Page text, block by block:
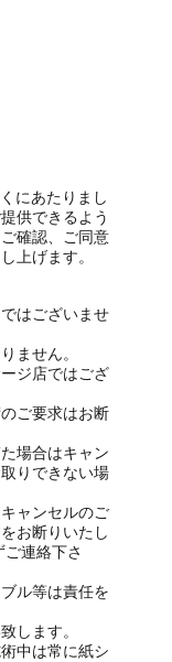
にあたりまし
供できるよう
確認、ご同意
上げます。
はございませ
ません。
ジ店ではござ
ご要求はお断
場合はキャン
りできない場
ャンセルのご
お断りいたし
連絡下さ
ル等は責任を
します。
中は常に紙シ